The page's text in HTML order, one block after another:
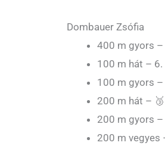
Dombauer Zsófia
400 m gyors –
100 m hát – 6.
100 m gyors –
200 m hát –
200 m gyors
200 m vegyes